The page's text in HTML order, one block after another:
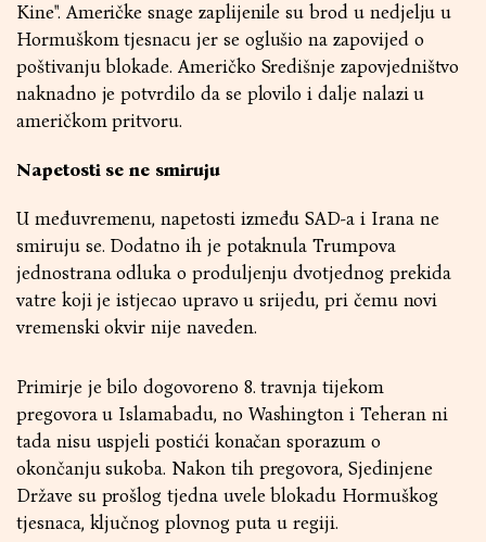
Kine". Američke snage zaplijenile su brod u nedjelju u
Hormuškom tjesnacu jer se oglušio na zapovijed o
poštivanju blokade. Američko Središnje zapovjedništvo
naknadno je potvrdilo da se plovilo i dalje nalazi u
američkom pritvoru.
Napetosti se ne smiruju
U međuvremenu, napetosti između SAD-a i Irana ne
smiruju se. Dodatno ih je potaknula Trumpova
jednostrana odluka o produljenju dvotjednog prekida
vatre koji je istjecao upravo u srijedu, pri čemu novi
vremenski okvir nije naveden.
Primirje je bilo dogovoreno 8. travnja tijekom
pregovora u Islamabadu, no Washington i Teheran ni
tada nisu uspjeli postići konačan sporazum o
okončanju sukoba. Nakon tih pregovora, Sjedinjene
Države su prošlog tjedna uvele blokadu Hormuškog
tjesnaca, ključnog plovnog puta u regiji.